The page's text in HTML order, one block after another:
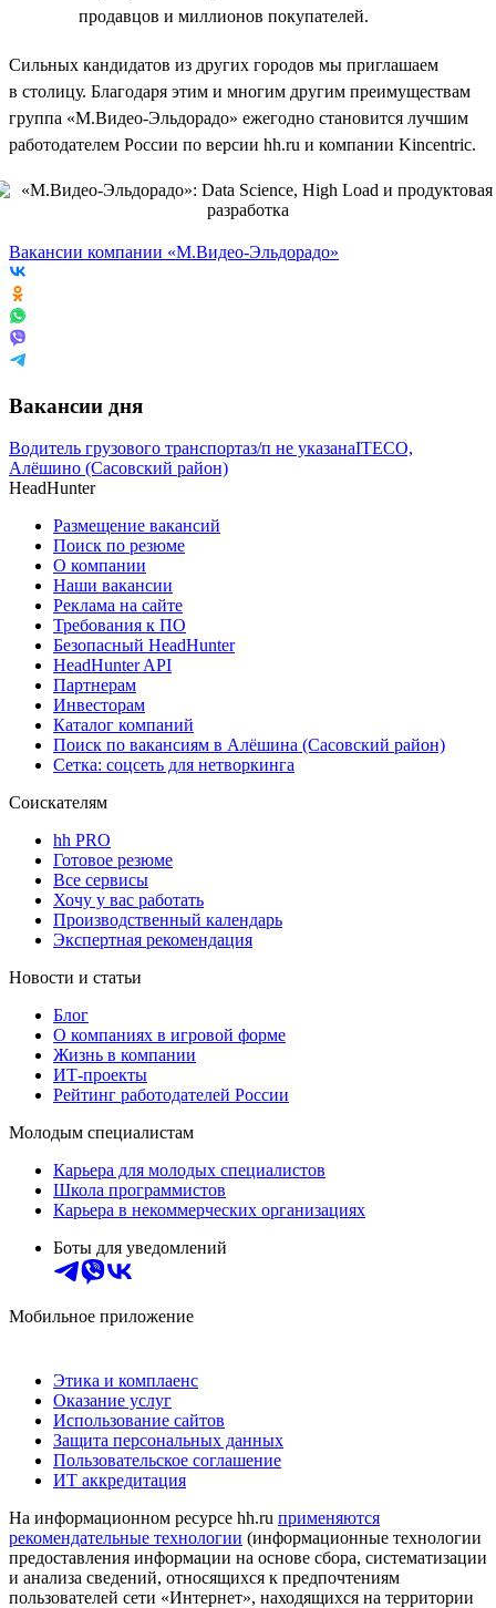
продавцов и миллионов покупателей.
Сильных кандидатов из других городов мы приглашаем
в столицу. Благодаря этим и многим другим преимуществам
группа «М.Видео-Эльдорадо» ежегодно становится лучшим
работодателем России по версии hh.ru и компании Kincentric.
Вакансии компании «М.Видео-Эльдорадо»
Вакансии дня
Водитель грузового транспортаз/п не указанаITECO,
Алёшино (Сасовский район)
HeadHunter
Размещение вакансий
Поиск по резюме
О компании
Наши вакансии
Реклама на сайте
Требования к ПО
Безопасный HeadHunter
HeadHunter API
Партнерам
Инвесторам
Каталог компаний
Поиск по вакансиям в Алёшина (Сасовский район)
Сетка: соцсеть для нетворкинга
Соискателям
hh PRO
Готовое резюме
Все сервисы
Хочу у вас работать
Производственный календарь
Экспертная рекомендация
Новости и статьи
Блог
О компаниях в игровой форме
Жизнь в компании
ИТ-проекты
Рейтинг работодателей России
Молодым специалистам
Карьера для молодых специалистов
Школа программистов
Карьера в некоммерческих организациях
Боты для уведомлений
Мобильное приложение
Этика и комплаенс
Оказание услуг
Использование сайтов
Защита персональных данных
Пользовательское соглашение
ИТ аккредитация
На информационном ресурсе hh.ru применяются
рекомендательные технологии (информационные технологии
предоставления информации на основе сбора, систематизации
и анализа сведений, относящихся к предпочтениям
пользователей сети «Интернет», находящихся на территории